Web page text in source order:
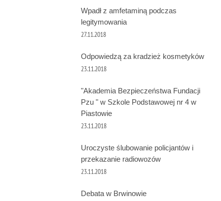
Wpadł z amfetaminą podczas
legitymowania
27.11.2018
Odpowiedzą za kradzież kosmetyków
23.11.2018
"Akademia Bezpieczeństwa Fundacji
Pzu " w Szkole Podstawowej nr 4 w
Piastowie
23.11.2018
Uroczyste ślubowanie policjantów i
przekazanie radiowozów
23.11.2018
Debata w Brwinowie